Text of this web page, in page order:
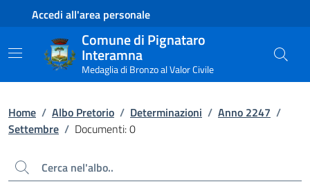
Contenuto principale
Piede di paginaAccedi all'area personale
Comune di Pignataro
Interamna
Medaglia di Bronzo al Valor Civile
Home / Albo Pretorio / Determinazioni / Anno 2247 /
Settembre / Documenti: 0
Cerca